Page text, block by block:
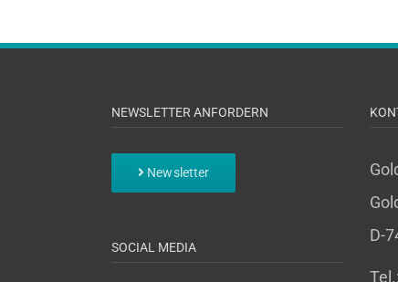
NEWSLETTER ANFORDERN
Newsletter
SOCIAL MEDIA
D-